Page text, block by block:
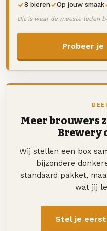
8 bieren Op jouw smaak
Dit is waar de meeste leden
Probeer
Meer brouwers
Brewery
Wij stellen een box
bijzondere
standaard pakket,
wat jij
Stel je